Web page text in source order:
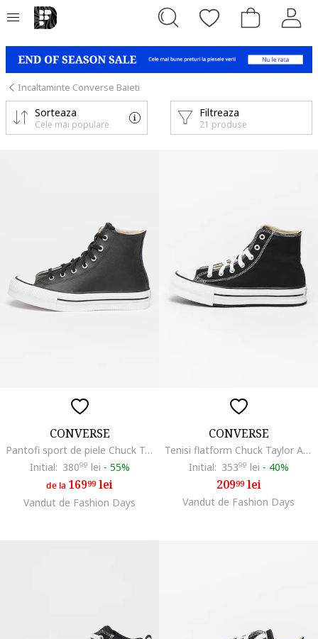
Incaltaminte Converse Baieti
Filtreaza
21 produse
Sorteaza
Cele mai populare
CONVERSE
Pantofi sport de piele Chuck Taylor All Star Eva Lift, Alb/Negru
Initial: 38099 lei - 55%
de la 16999lei
Vandut de Fashion Days
CONVERSE
Tenisi flatform Chuck Taylor All Star High, Alb/Negru
Initial: 35399 lei - 40%
20999lei
Vandut de Fashion Days